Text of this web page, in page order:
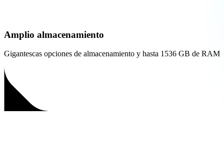
Amplio almacenamiento
Gigantescas opciones de almacenamiento y hasta 1536 GB de RAM